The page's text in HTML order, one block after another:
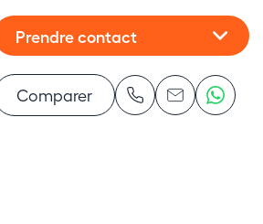
Prendre contact
Comparer